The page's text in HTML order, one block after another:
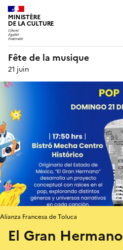
MINISTÈRE
DE LA CULTURE
Fête de la musique
21 juin
El Gran Hermano
Alianza Francesa de Toluca